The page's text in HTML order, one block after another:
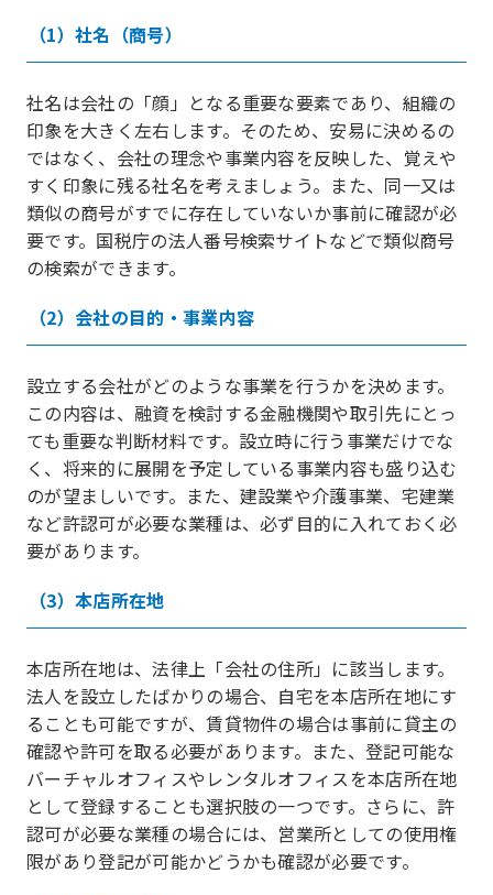
（1）社名（商号）
社名は会社の「顔」となる重要な要素であり、組織の
印象を大きく左右します。そのため、安易に決めるの
ではなく、会社の理念や事業内容を反映した、覚えや
すく印象に残る社名を考えましょう。また、同一又は
類似の商号がすでに存在していないか事前に確認が必
要です。国税庁の法人番号検索サイトなどで類似商号
の検索ができます。
（2）会社の目的・事業内容
設立する会社がどのような事業を行うかを決めます。
この内容は、融資を検討する金融機関や取引先にとっ
ても重要な判断材料です。設立時に行う事業だけでな
く、将来的に展開を予定している事業内容も盛り込む
のが望ましいです。また、建設業や介護事業、宅建業
など許認可が必要な業種は、必ず目的に入れておく必
要があります。
（3）本店所在地
本店所在地は、法律上「会社の住所」に該当します。
法人を設立したばかりの場合、自宅を本店所在地にす
ることも可能ですが、賃貸物件の場合は事前に貸主の
確認や許可を取る必要があります。また、登記可能な
バーチャルオフィスやレンタルオフィスを本店所在地
として登録することも選択肢の一つです。さらに、許
認可が必要な業種の場合には、営業所としての使用権
限があり登記が可能かどうかも確認が必要です。